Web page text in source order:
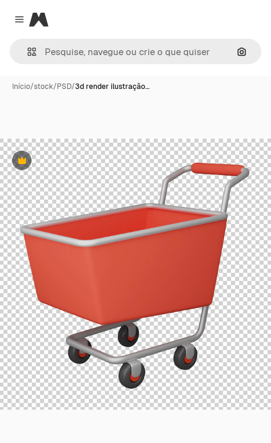
Close menu
Magnific
Início/stock/PSD/3d render ilustração…
Premium